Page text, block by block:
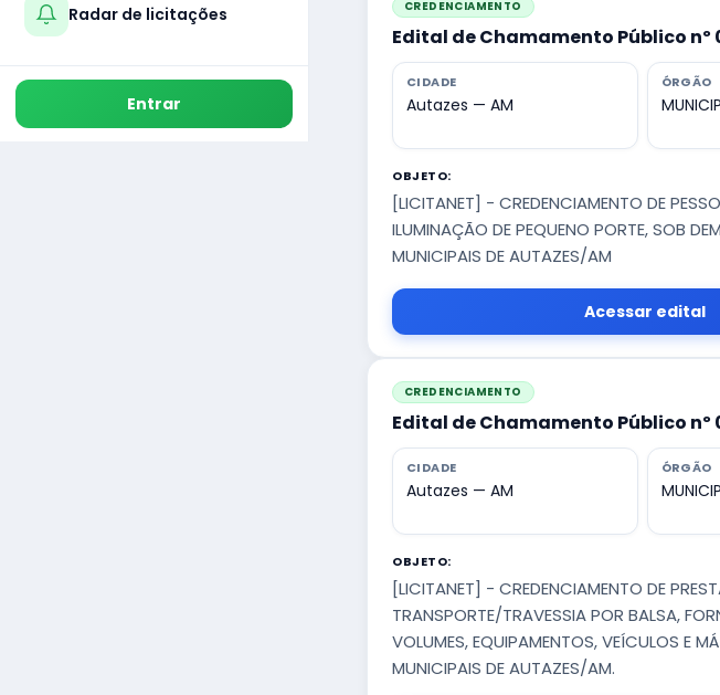
Radar de licitações
Entrar
CREDENCIAMENTO
Edital de Chamamento Público nº
CIDADE
Autazes — AM
ÓRGÃO
OBJETO:
[LICITANET] - CREDENCIAMENTO DE
ILUMINAÇÃO DE PEQUENO PORTE, SOB
MUNICIPAIS DE AUTAZES/AM
Acessar edital
CREDENCIAMENTO
Edital de Chamamento Público nº
CIDADE
Autazes — AM
ÓRGÃO
OBJETO:
[LICITANET] - CREDENCIAMENTO DE
TRANSPORTE/TRAVESSIA POR BALSA,
VOLUMES, EQUIPAMENTOS, VEÍCULOS E
MUNICIPAIS DE AUTAZES/AM.